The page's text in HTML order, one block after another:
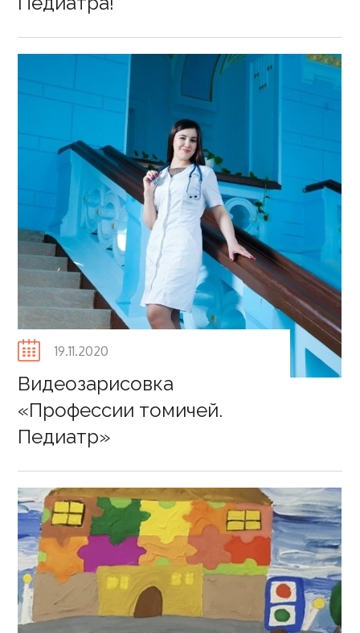
Posted
19.11.2020
Видеозарисовка
«Профессии томичей.
Педиатр»